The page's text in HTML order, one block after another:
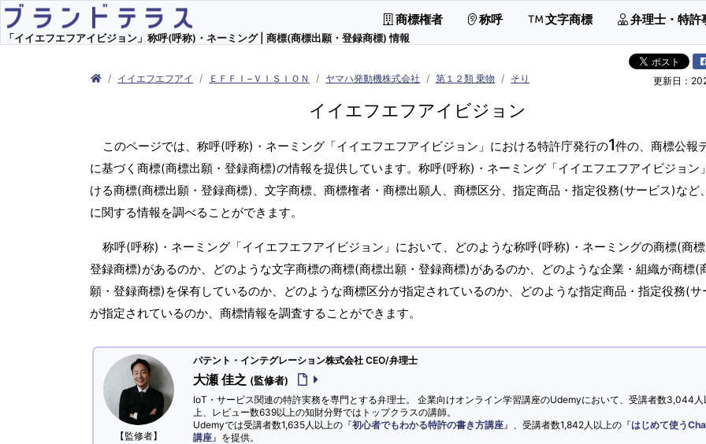
「イイエフエフアイビジョン」称呼(呼称)・ネーミング | 商標(商標出願・登録商標) 情報
商標権者 称呼 文字商標 弁理士・特許
イイエフエフアイ ＥＦＦＩ−ＶＩＳＩＯＮ ヤマハ発動機株式会社 第１２類 乗物 そり 更新日：
イイエフエフアイビジョン
このページでは、称呼(呼称)・ネーミング「イイエフエフアイビジョン」における特許庁発行の1件の、商標公報
に基づく商標(商標出願・登録商標)の情報を提供しています。称呼(呼称)・ネーミング「イイエフエフアイビジョン
ける商標(商標出願・登録商標)、文字商標、商標権者・商標出願人、商標区分、指定商品・指定役務(サービス)など
に関する情報を調べることができます。
称呼(呼称)・ネーミング「イイエフエフアイビジョン」において、どのような称呼(呼称)・ネーミングの商標(商
登録商標)があるのか、どのような文字商標の商標(商標出願・登録商標)があるのか、どのような企業・組織が商標(
願・登録商標)を保有しているのか、どのような商標区分が指定されているのか、どのような指定商品・指定役務(サ
が指定されているのか、商標情報を調査することができます。
【監修者】
パテント・インテグレーション株式会社 CEO/弁理士
大瀬 佳之 (監修者)
IoT・サービス関連の特許実務を専門とする弁理士。 企業向けオンライン学習講座のUdemyにおいて、受講者数3,044人
上、レビュー数639以上の知財分野ではトップクラスの講師。
Udemyでは受講者数1,635人以上の『初心者でもわかる特許の書き方講座 』、受講者数1,842人以上の『はじめて使う
講座 』を提供。